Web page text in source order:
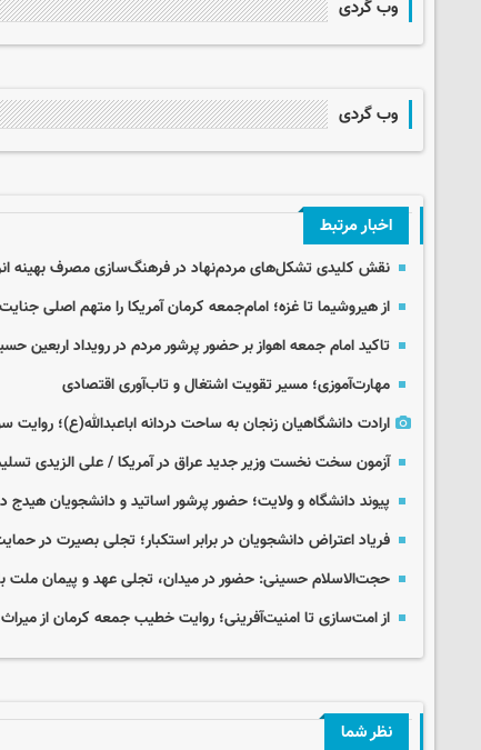
وب گردی
وب گردی
اخبار مرتبط
نقش کلیدی تشکل‌های مردم‌نهاد در فرهنگ‌سازی مصرف بهینه
از هیروشیما تا غزه؛ امام‌جمعه کرمان آمریکا را متهم اصلی
تاکید امام جمعه اهواز بر حضور پرشور مردم در رویداد اربعین
مهارت‌آموزی؛ مسیر تقویت اشتغال و تاب‌آوری اقتصادی
ارادت دانشگاهیان زنجان به ساحت دردانه اباعبدالله(ع)؛
آزمون سخت نخست وزیر جدید عراق در آمریکا / علی الزیدی
پیوند دانشگاه و ولایت؛ حضور پرشور اساتید و دانشجویان
فریاد اعتراض دانشجویان در برابر استکبار؛ تجلی بصیرت در
حجت‌الاسلام حسینی: حضور در میدان، تجلی عهد و پیمان ملت
از امت‌سازی تا امنیت‌آفرینی؛ روایت خطیب جمعه کرمان از
نظر شما